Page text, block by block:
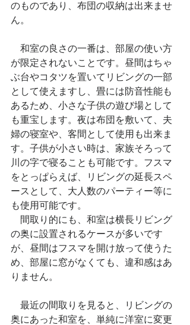
のものであり、布団の収納は出来ませ
ん。
和室の良さの一番は、部屋の使い方
が限定されないことです。昼間はちゃ
ぶ台やコタツを置いてリビングの一部
として使えますし、畳には防音性能も
あるため、小さな子供の遊び場として
も重宝します。夜は布団を敷いて、夫
婦の寝室や、客間として使用も出来ま
す。子供が小さい時は、家族そろって
川の字で寝ることも可能です。フスマ
をとっぱらえば、リビングの延長スペ
ースとして、大人数のパーティー等に
も使用可能です。
間取り的にも、和室は横長リビング
の奥に設置されるケースが多いです
が、昼間はフスマを開け放って使うた
め、部屋に窓がなくても、違和感はあ
りません。
最近の間取りを見ると、リビングの
奥にあった和室を、単純に洋室に変更